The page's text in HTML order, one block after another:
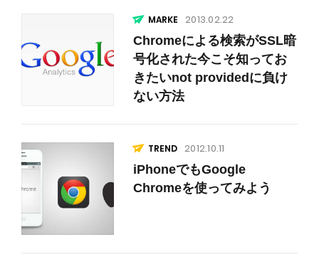
2013.02.22
Chromeによる検索がSSL暗
号化された今こそ知ってお
きたいnot providedに負け
ない方法
TREND 2012.10.11
iPhoneでもGoogle
Chromeを使ってみよう